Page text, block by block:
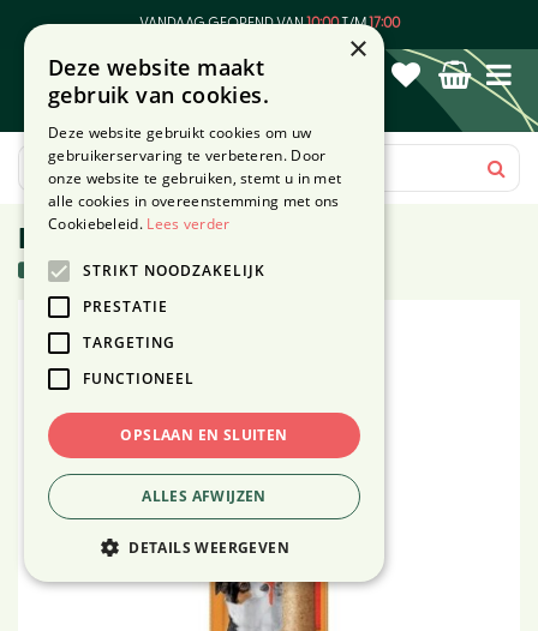
VANDAAG GEOPEND VAN10:00T/M17:00
7 stuks in voorraad
×
Deze website maakt
gebruik van cookies.
Deze website gebruikt cookies om uw
gebruikerservaring te verbeteren. Door
onze website te gebruiken, stemt u in met
alle cookies in overeenstemming met ons
Cookiebeleid. Lees verder
STRIKT NOODZAKELIJK
PRESTATIE
TARGETING
FUNCTIONEEL
OPSLAAN EN SLUITEN
ALLES AFWIJZEN
DETAILS WEERGEVEN